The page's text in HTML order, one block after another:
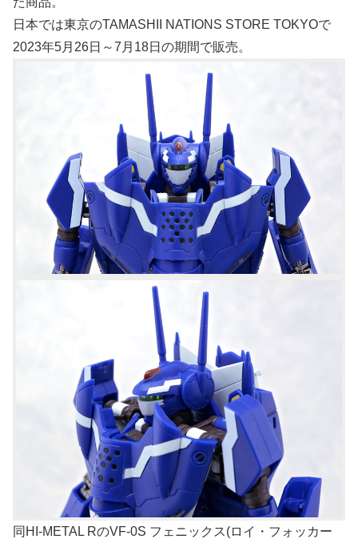
日本では東京のTAMASHII NATIONS STORE TOKYOで
2023年5月26日～7月18日の期間で販売。
同HI-METAL RのVF-0S フェニックス(ロイ・フォッカー